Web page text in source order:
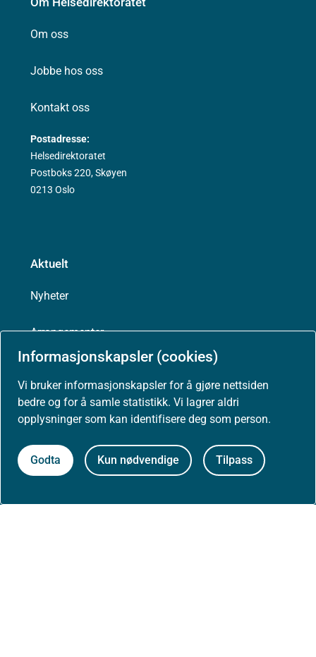
Informasjonskapsler (cookies)
Vi bruker informasjonskapsler for å gjøre nettsiden
bedre og for å samle statistikk. Vi lagrer aldri
opplysninger som kan identifisere deg som person.
Godta Kun nødvendige Tilpass
Om oss
Jobbe hos oss
Kontakt oss
Postadresse:
Helsedirektoratet
Postboks 220, Skøyen
0213 Oslo
Aktuelt
Nyheter
Arrangementer
Presse